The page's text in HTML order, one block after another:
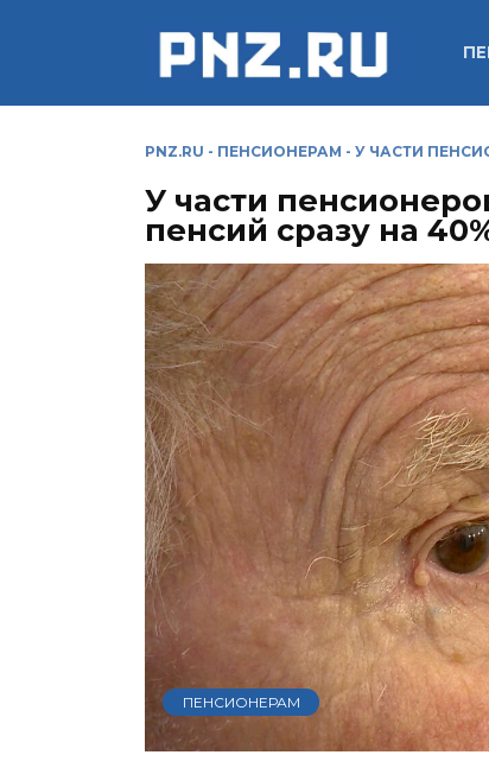
PNZ.RU - ПЕНСИОНЕРАМ - У ЧАСТИ
У части
пенсий сразу на
ПЕНСИОНЕРАМ